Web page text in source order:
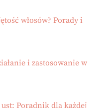
włosów? Porady i
i zastosowanie w
Poradnik dla każdej